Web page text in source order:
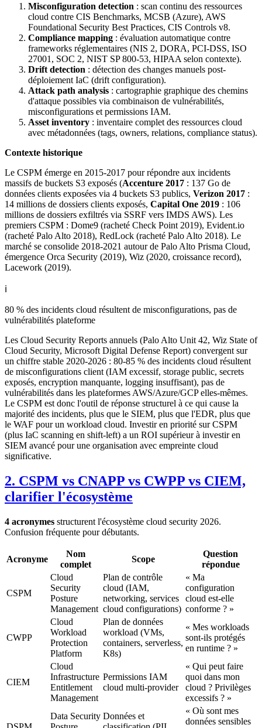
Misconfiguration detection : scan continu des ressources
cloud contre CIS Benchmarks, MCSB (Azure), AWS
Foundational Security Best Practices, CIS Controls v8.
Compliance mapping : évaluation automatique contre
frameworks réglementaires (NIS 2, DORA, PCI-DSS, ISO
27001, SOC 2, NIST SP 800-53, HIPAA selon contexte).
Drift detection : détection des changes manuels post-
déploiement IaC (drift configuration).
Attack path analysis : cartographie graphique des chemins
d'attaque possibles via combinaison de vulnérabilités,
misconfigurations et permissions IAM.
Asset inventory : inventaire complet des ressources cloud
avec métadonnées (tags, owners, relations, compliance status).
Contexte historique
Le CSPM émerge en 2015-2017 pour répondre aux incidents
massifs de buckets S3 exposés (Accenture 2017 : 137 Go de
données clients exposées via 4 buckets S3 publics, Verizon 2017 :
14 millions de dossiers clients exposés, Capital One 2019 : 106
millions de dossiers exfiltrés via SSRF vers IMDS AWS). Les
premiers CSPM : Dome9 (racheté Check Point 2019), Evident.io
(racheté Palo Alto 2018), RedLock (racheté Palo Alto 2018). Le
marché se consolide 2018-2021 autour de Palo Alto Prisma Cloud,
émergence Orca Security (2019), Wiz (2020, croissance record),
Lacework (2019).
ℹ️
80 % des incidents cloud résultent de misconfigurations, pas de
vulnérabilités plateforme
Les Cloud Security Reports annuels (Palo Alto Unit 42, Wiz State of
Cloud Security, Microsoft Digital Defense Report) convergent sur
un chiffre stable 2020-2026 : 80-85 % des incidents cloud résultent
de misconfigurations client (IAM excessif, storage public, secrets
exposés, encryption manquante, logging insuffisant), pas de
vulnérabilités dans les plateformes AWS/Azure/GCP elles-mêmes.
Le CSPM est donc l'outil de réponse structurel à ce qui cause la
majorité des incidents, plus que le SIEM, plus que l'EDR, plus que
le WAF pour un workload cloud. Investir en priorité sur CSPM
(plus IaC scanning en shift-left) a un ROI supérieur à investir en
SIEM avancé pour une organisation avec empreinte cloud
significative.
2. CSPM vs CNAPP vs CWPP vs CIEM,
clarifier l'écosystème
4 acronymes structurent l'écosystème cloud security 2026.
Confusion fréquente pour débutants.
Acronyme
Nom
complet
Scope
Question
répondue
CSPM
Cloud
Security
Posture
Management
Plan de contrôle
cloud (IAM,
networking, services
cloud configurations)
« Ma
configuration
cloud est-elle
conforme ? »
CWPP
Cloud
Workload
Protection
Platform
Plan de données
workload (VMs,
containers, serverless,
K8s)
« Mes workloads
sont-ils protégés
en runtime ? »
CIEM
Cloud
Infrastructure
Entitlement
Management
Permissions IAM
cloud multi-provider
« Qui peut faire
quoi dans mon
cloud ? Privilèges
excessifs ? »
Data Security Données et
« Où sont mes
données sensibles